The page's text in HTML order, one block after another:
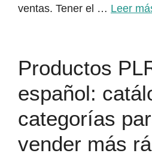
ventas. Tener el … Leer
Productos
español:
categorías
vender más